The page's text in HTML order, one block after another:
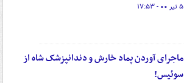
۵ تیر ۰۰ - ۱۷:۵۳
ماجرای آوردن پماد خارش و دندانپزشک شاه از
سوئیس!